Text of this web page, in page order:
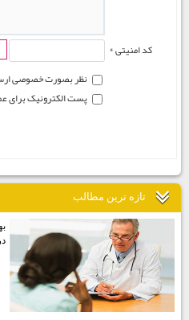
کد امنیتی *
نظر بصورت خصوصی
پست الکترونیک برای
تازه ترين مطالب
در